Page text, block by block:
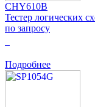
CHY610B
Тестер логических
по запросу
Подробнее